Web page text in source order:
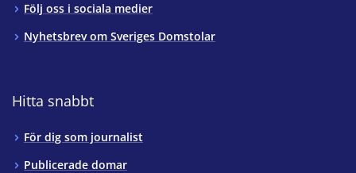
Följ oss i sociala medier
Nyhetsbrev om Sveriges Domstolar
Hitta snabbt
För dig som journalist
Publicerade domar